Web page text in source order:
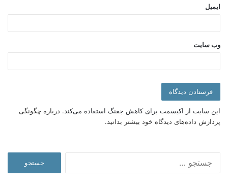
دانلود فایل ارائه
دانلود رایگان فایل ارائه وبینار کوچینگ رابطه توسط خانم اعظم
وبینار
ایمیل
وب‌ سایت
این سایت از اکیسمت برای کاهش جفنگ استفاده می‌کند. درباره چگونگی
پردازش داده‌های دیدگاه خود بیشتر بدانید.